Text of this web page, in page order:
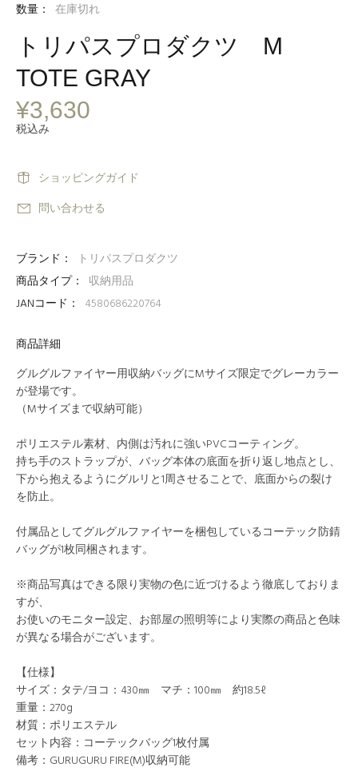
数量： 在庫切れ
トリパスプロダクツ M
TOTE GRAY
¥3,630
税込み
ショッピングガイド
問い合わせる
ブランド：
トリパスプロダクツ
商品タイプ：
収納用品
JANコード：
4580686220764
商品詳細
グルグルファイヤー用収納バッグにMサイズ限定でグレーカラー
が登場です。
（Mサイズまで収納可能）
ポリエステル素材、内側は汚れに強いPVCコーティング。
持ち手のストラップが、バッグ本体の底面を折り返し地点とし、
下から抱えるようにグルリと1周させることで、底面からの裂け
を防止。
付属品としてグルグルファイヤーを梱包しているコーテック防錆
バッグが1枚同梱されます。
※商品写真はできる限り実物の色に近づけるよう徹底しておりま
すが、
お使いのモニター設定、お部屋の照明等により実際の商品と色味
が異なる場合がございます。
【仕様】
サイズ：タテ/ヨコ：430㎜ マチ：100㎜ 約18.5ℓ
重量：270g
材質：ポリエステル
セット内容：コーテックバッグ1枚付属
備考：GURUGURU FIRE(M)収納可能